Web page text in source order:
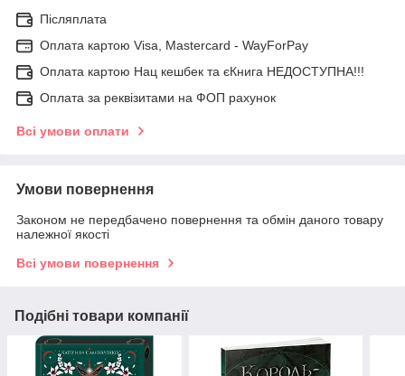
Післяплата
Оплата картою Visa, Mastercard - WayForPay
Оплата картою Нац кешбек та єКнига НЕДОСТУПНА!!!
Оплата за реквізитами на ФОП рахунок
Всі умови оплати
Умови повернення
Законом не передбачено повернення та обмін даного товару
належної якості
Всі умови повернення
Подібні товари компанії